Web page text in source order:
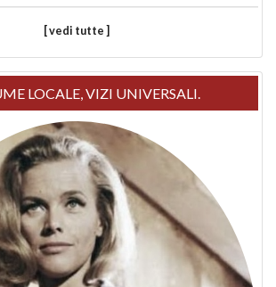
[ vedi tutte ]
LOCALE, VIZI UNIVERSALI.